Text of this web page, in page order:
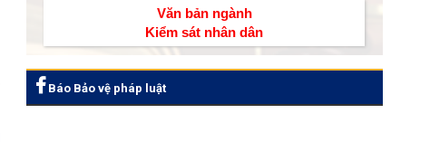
Văn bản ngành
Kiểm sát nhân dân
Báo Bảo vệ pháp luật